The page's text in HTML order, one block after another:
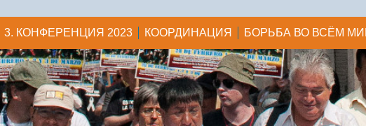
3. КОНФЕРЕНЦИЯ 2023 КООРДИНАЦИЯ БОРЬБА ВО ВСЁМ